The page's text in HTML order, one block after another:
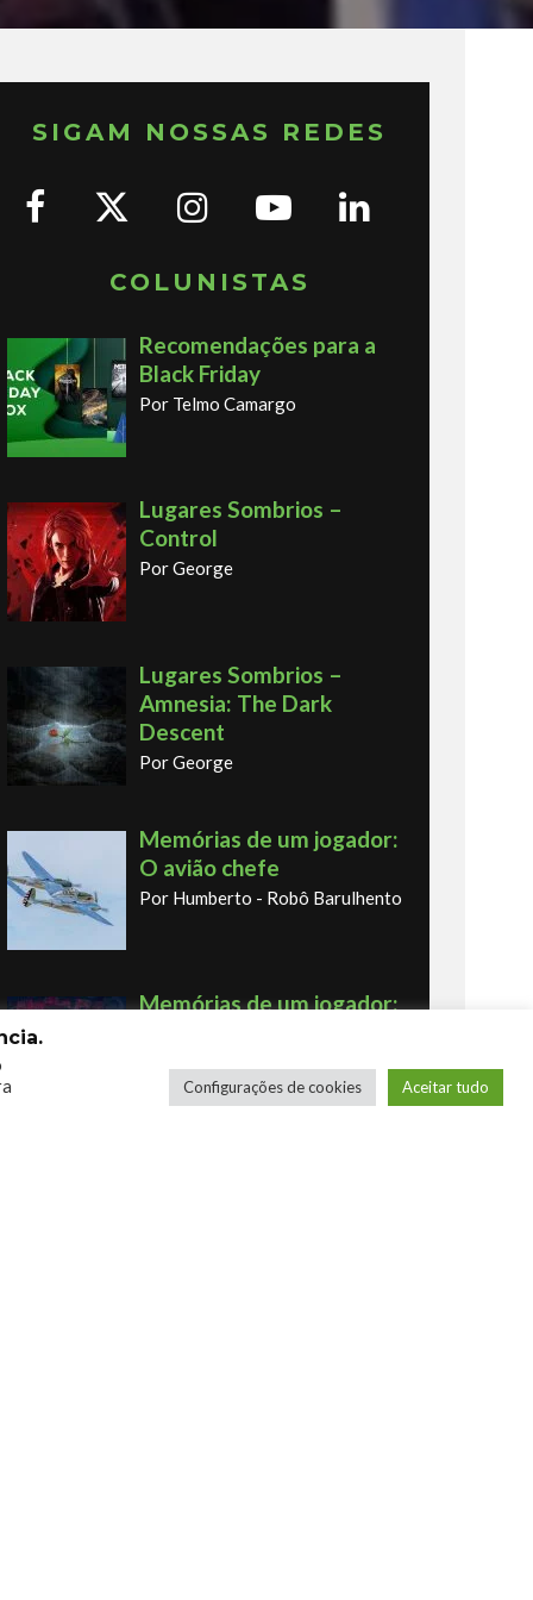
SIGAM NOSSAS REDES
COLUNISTAS
Recomendações para a
Black Friday
Por Telmo Camargo
Lugares Sombrios –
Control
Por George
Lugares Sombrios –
Amnesia: The Dark
Descent
Por George
Memórias de um jogador:
O avião chefe
Por Humberto - Robô Barulhento
Memórias de um jogador:
Configurações de cookies Aceitar tudo